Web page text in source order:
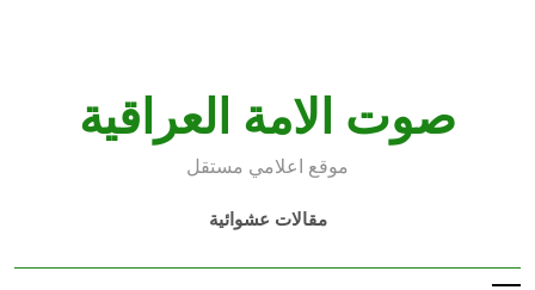
صوت الامة العراقية
موقع اعلامي مستقل
مقالات عشوائية